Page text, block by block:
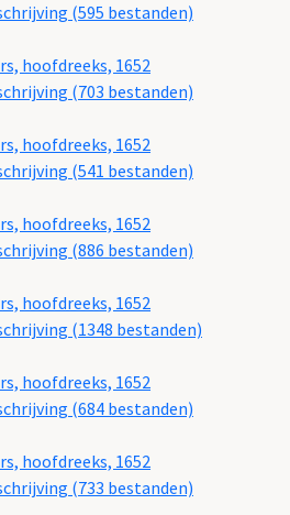
(595 bestanden)
hoofdreeks, 1652
(703 bestanden)
hoofdreeks, 1652
(541 bestanden)
hoofdreeks, 1652
(886 bestanden)
hoofdreeks, 1652
(1348 bestanden)
hoofdreeks, 1652
(684 bestanden)
hoofdreeks, 1652
(733 bestanden)